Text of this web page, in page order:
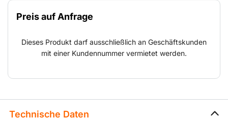
Gelände.
Preis auf Anfrage
Dieses Produkt darf ausschließlich an Geschäftskunden
mit einer Kundennummer vermietet werden.
Technische Daten